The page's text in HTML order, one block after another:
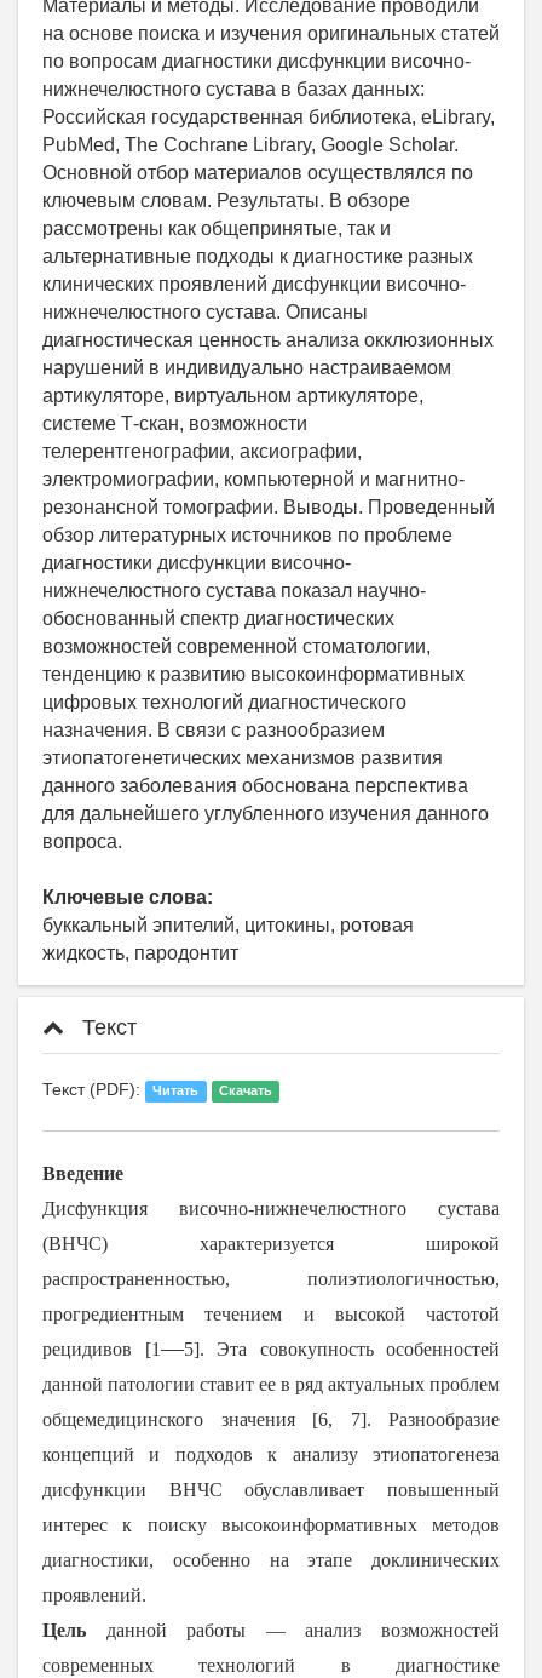
Материалы и методы. Исследование проводили
на основе поиска и изучения оригинальных статей
по вопросам диагностики дисфункции височно-
нижнечелюстного сустава в базах данных:
Российская государственная библиотека, eLibrary,
PubMed, The Cochrane Library, Google Scholar.
Основной отбор материалов осуществлялся по
ключевым словам. Результаты. В обзоре
рассмотрены как общепринятые, так и
альтернативные подходы к диагностике разных
клинических проявлений дисфункции височно-
нижнечелюстного сустава. Описаны
диагностическая ценность анализа окклюзионных
нарушений в индивидуально настраиваемом
артикуляторе, виртуальном артикуляторе,
системе Т-скан, возможности
телерентгенографии, аксиографии,
электромиографии, компьютерной и магнитно-
резонансной томографии. Выводы. Проведенный
обзор литературных источников по проблеме
диагностики дисфункции височно-
нижнечелюстного сустава показал научно-
обоснованный спектр диагностических
возможностей современной стоматологии,
тенденцию к развитию высокоинформативных
цифровых технологий диагностического
назначения. В связи с разнообразием
этиопатогенетических механизмов развития
данного заболевания обоснована перспектива
для дальнейшего углубленного изучения данного
вопроса.
Ключевые слова:
буккальный эпителий, цитокины, ротовая
жидкость, пародонтит
Текст
Текст (PDF): Читать Скачать
Введение
Дисфункция височно-нижнечелюстного сустава
(ВНЧС) характеризуется широкой
распространенностью, полиэтиологичностью,
прогредиентным течением и высокой частотой
рецидивов [1―5]. Эта совокупность особенностей
данной патологии ставит ее в ряд актуальных проблем
общемедицинского значения [6, 7]. Разнообразие
концепций и подходов к анализу этиопатогенеза
дисфункции ВНЧС обуславливает повышенный
интерес к поиску высокоинформативных методов
диагностики, особенно на этапе доклинических
проявлений.
Цель данной работы ― анализ возможностей
современных технологий в диагностике